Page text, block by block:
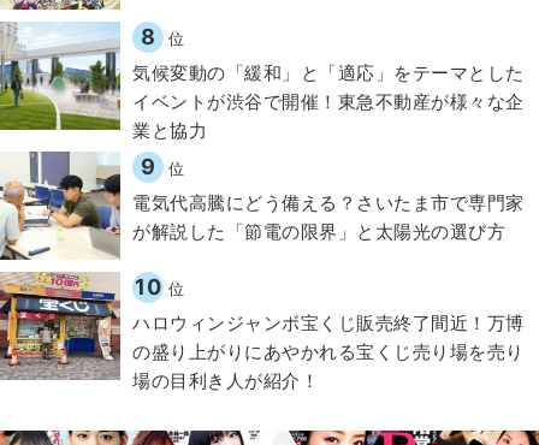
8 位
気候変動の「緩和」と「適応」をテーマとした
イベントが渋谷で開催！東急不動産が様々な企
業と協力
9 位
電気代高騰にどう備える？さいたま市で専門家
が解説した「節電の限界」と太陽光の選び方
10 位
ハロウィンジャンボ宝くじ販売終了間近！万博
の盛り上がりにあやかれる宝くじ売り場を売り
場の目利き人が紹介！